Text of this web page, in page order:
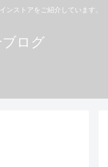
ンストアをご紹介しています。
ブログ